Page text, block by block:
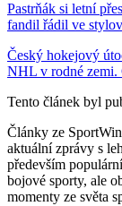
Pastrňák si letní
fandil řádil ve
Český hokejový
NHL v rodné zemi.
Tento článek byl
Články ze
aktuální zprávy s
především
bojové sporty, ale
momenty ze světa